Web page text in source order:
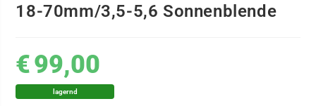
18-70mm/3,5-5,6 Sonnenblende
€99,00
lagernd